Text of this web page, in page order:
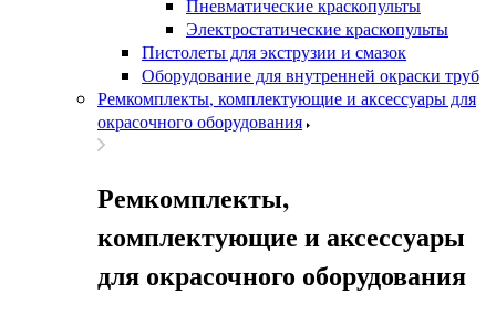
Пневматические краскопульты
Электростатические краскопульты
Пистолеты для экструзии и смазок
Оборудование для внутренней окраски труб
Ремкомплекты, комплектующие и аксессуары для
окрасочного оборудования
Ремкомплекты,
комплектующие и аксессуары
для окрасочного оборудования